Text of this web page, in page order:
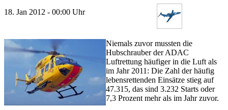
18. Jan 2012 - 00:00 Uhr
Niemals zuvor mussten die
Hubschrauber der ADAC
Luftrettung häufiger in die Luft als
im Jahr 2011: Die Zahl der häufig
lebensrettenden Einsätze stieg auf
47.315, das sind 3.232 Starts oder
7,3 Prozent mehr als im Jahr zuvor.